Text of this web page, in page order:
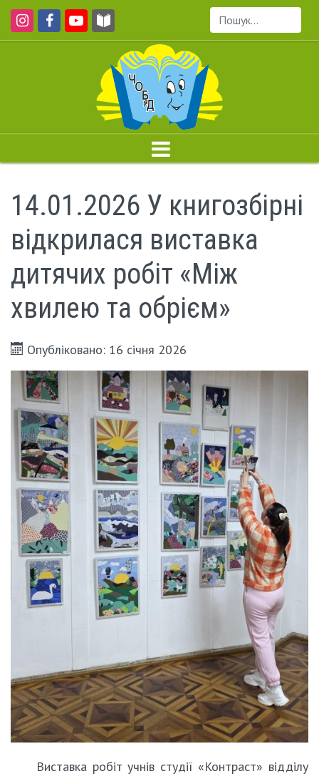
Пошук...
14.01.2026 У книгозбірні
відкрилася виставка
дитячих робіт «Між
хвилею та обрієм»
Опубліковано: 16 січня 2026
Виставка робіт учнів студії «Контраст» відділу